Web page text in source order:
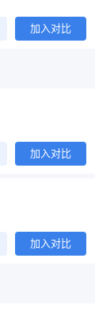
加入对比
加入对比
加入对比